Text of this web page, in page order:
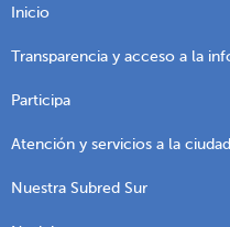
Inicio
Transparencia y acceso a la
Participa
Atención y servicios a la
Nuestra Subred Sur